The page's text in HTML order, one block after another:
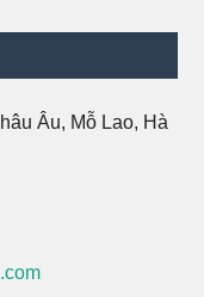
Âu, Mỗ Lao, Hà